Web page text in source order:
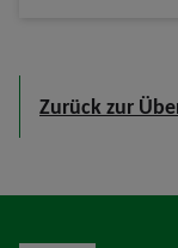
Zurück zur